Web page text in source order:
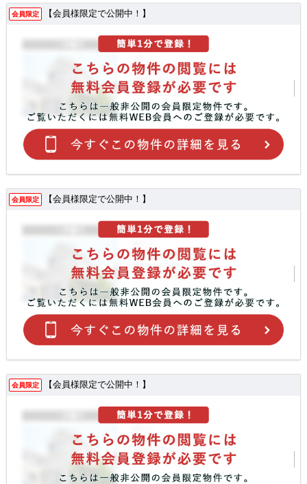
会員限定 【会員様限定で公開中！】
会員限定 【会員様限定で公開中！】
会員限定 【会員様限定で公開中！】